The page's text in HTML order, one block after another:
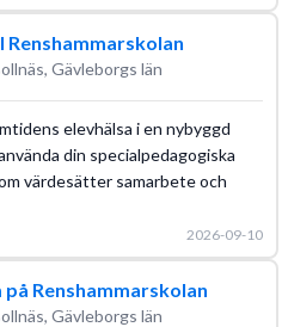
Gävleborgs län
elevhälsa i en nybyggd
din specialpedagogiska
värdesätter samarbete och
2026-09-10
Renshammarskolan
Gävleborgs län